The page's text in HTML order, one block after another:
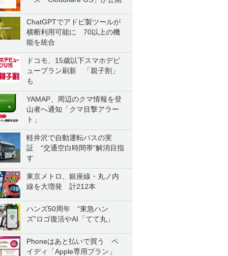
ChatGPTでアドビ製ツールが
横断利用可能に 70以上の機
能を統合
ドコモ、15歳以下スマホデビ
ュープラン刷新 「親子割」
も
YAMAP、周辺のクマ情報を登
山者へ通知「クマ目撃アラー
ト」
軽井沢で自動運転バスの実
証 “交通空白時間帯”解消目指
す
東京メトロ、銀座線・丸ノ内
線を大増発 計212本
ハンズ50周年 “東急ハン
ズ”ロゴ復活やAI「てて丸」
Phoneはあと払いで買う ペ
イディ「Apple専用プラン」